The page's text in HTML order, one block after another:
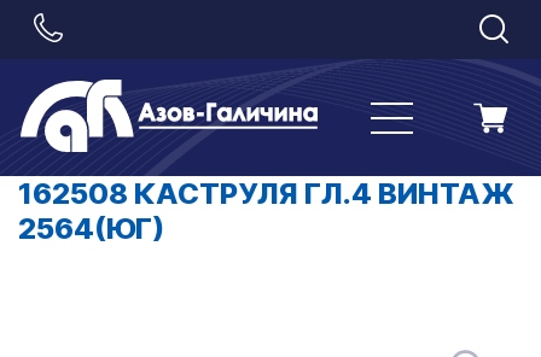
162508 КАСТРУЛЯ ГЛ.4 ВИНТАЖ
2564(ЮГ)